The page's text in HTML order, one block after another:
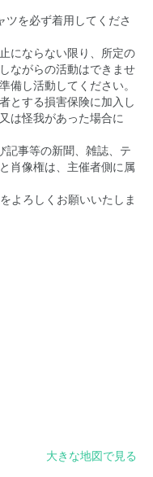
ツを必ず着用してくださ
にならない限り、所定の
ながらの活動はできませ
備し活動してください。
とする損害保険に加入し
は怪我があった場合に
記事等の新聞、雑誌、テ
肖像権は、主催者側に属
よろしくお願いいたしま
大きな地図で見る